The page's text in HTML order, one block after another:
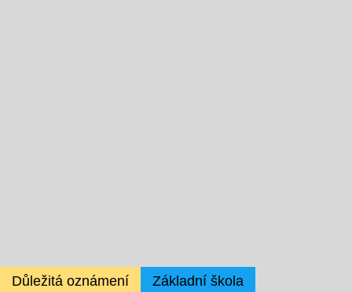
Důležitá oznámení Základní škola